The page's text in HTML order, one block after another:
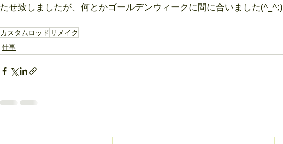
たせ致しましたが、何とかゴールデンウィークに間に合いました(^_^;)
カスタムロッド リメイク
仕事